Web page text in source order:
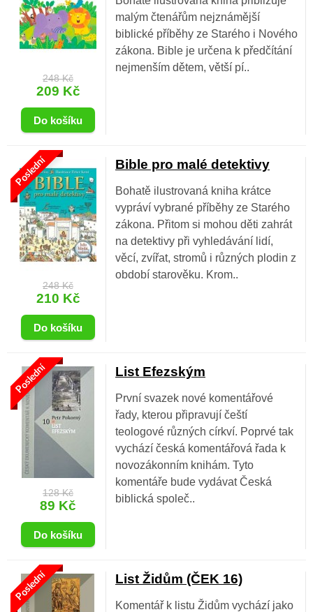
248 Kč
209 Kč
malým čtenářům nejznámější
biblické příběhy ze Starého i Nového
zákona. Bible je určena k předčítání
nejmenším dětem, větší pí..
Poslední
248 Kč
210 Kč
Bible pro malé detektivy
Bohatě ilustrovaná kniha krátce
vypráví vybrané příběhy ze Starého
zákona. Přitom si mohou děti zahrát
na detektivy při vyhledávání lidí,
věcí, zvířat, stromů i různých plodin z
období starověku. Krom..
Poslední
128 Kč
89 Kč
List Efezským
První svazek nové komentářové
řady, kterou připravují čeští
teologové různých církví. Poprvé tak
vychází česká komentářová řada k
novozákonním knihám. Tyto
komentáře bude vydávat Česká
biblická společ..
Poslední List Židům (ČEK 16)
Komentář k listu Židům vychází jako